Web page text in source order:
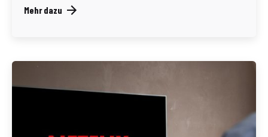
Mehr dazu